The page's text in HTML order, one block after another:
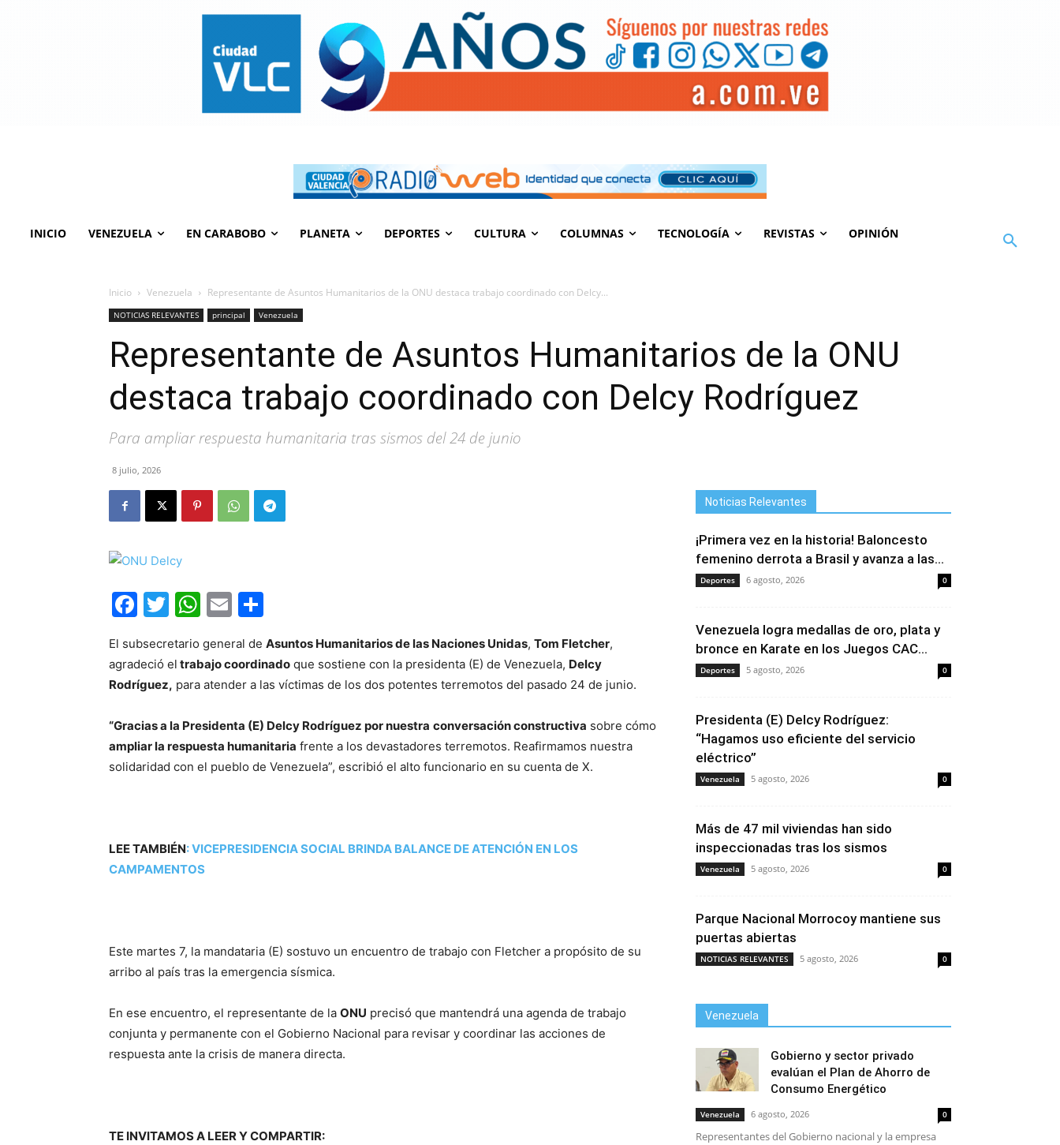
INICIO VENEZUELA EN CARABOBO PLANETA DEPORTES CULTURA COLUMNAS TECNOLOGÍA REVISTAS OPINIÓN
Inicio Venezuela Representante de Asuntos Humanitarios de la ONU destaca trabajo coordinado con Delcy...
NOTICIAS RELEVANTES principal Venezuela
Representante de Asuntos Humanitarios de la ONU
destaca trabajo coordinado con Delcy Rodríguez
Para ampliar respuesta humanitaria tras sismos del 24 de junio
8 julio, 2026
Facebook
Twitter
WhatsApp
Email
El subsecretario general de Asuntos Humanitarios de las Naciones Unidas, Tom Fletcher,
agradeció el trabajo coordinado que sostiene con la presidenta (E) de Venezuela, Delcy
Rodríguez, para atender a las víctimas de los dos potentes terremotos del pasado 24 de junio.
“Gracias a la Presidenta (E) Delcy Rodríguez por nuestra conversación constructiva sobre cómo
ampliar la respuesta humanitaria frente a los devastadores terremotos. Reafirmamos nuestra
solidaridad con el pueblo de Venezuela”, escribió el alto funcionario en su cuenta de X.
LEE TAMBIÉN:VICEPRESIDENCIA SOCIAL BRINDA BALANCE DE ATENCIÓN EN LOS
CAMPAMENTOS
Este martes 7, la mandataria (E) sostuvo un encuentro de trabajo con Fletcher a propósito de su
arribo al país tras la emergencia sísmica.
En ese encuentro, el representante de la ONU precisó que mantendrá una agenda de trabajo
conjunta y permanente con el Gobierno Nacional para revisar y coordinar las acciones de
respuesta ante la crisis de manera directa.
TE INVITAMOS A LEER Y COMPARTIR:
Noticias Relevantes
¡Primera vez en la historia! Baloncesto
femenino derrota a Brasil y avanza a las...
Deportes 6 agosto, 2026 0
Venezuela logra medallas de oro, plata y
bronce en Karate en los Juegos CAC...
Deportes 5 agosto, 2026 0
Presidenta (E) Delcy Rodríguez:
“Hagamos uso eficiente del servicio
eléctrico”
Venezuela 5 agosto, 2026 0
Más de 47 mil viviendas han sido
inspeccionadas tras los sismos
Venezuela 5 agosto, 2026 0
Parque Nacional Morrocoy mantiene sus
puertas abiertas
NOTICIAS RELEVANTES 5 agosto, 2026 0
Venezuela
Gobierno y sector privado
evalúan el Plan de Ahorro de
Consumo Energético
Venezuela 6 agosto, 2026 0
Representantes del Gobierno nacional y la empresa